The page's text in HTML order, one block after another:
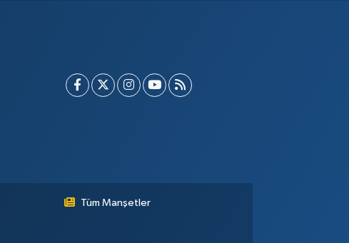
Tüm Manşetler